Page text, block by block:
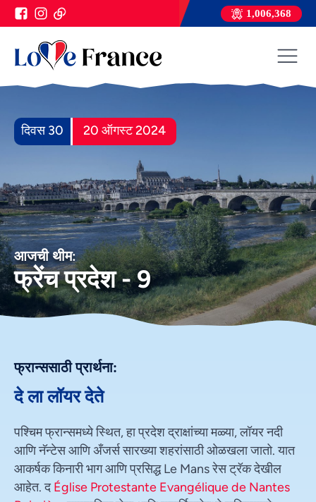
1,006,368
दिवस 30 20 ऑगस्ट 2024
आजची थीम:
फ्रेंच प्रदेश - 9
फ्रान्ससाठी प्रार्थना:
दे ला लॉयर देते
पश्चिम फ्रान्समध्ये स्थित, हा प्रदेश द्राक्षांच्या मळ्या, लॉयर नदी
आणि नॅन्टेस आणि अँजर्स सारख्या शहरांसाठी ओळखला जातो. यात
आकर्षक किनारी भाग आणि प्रसिद्ध Le Mans रेस ट्रॅक देखील
आहेत. दÉglise Protestante Evangélique de Nantes